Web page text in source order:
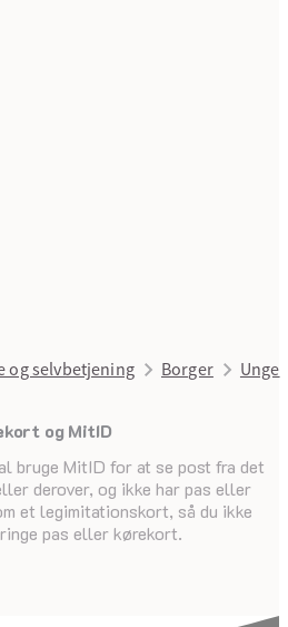
og selvbetjening Borger Unge
og MitID
bruge MitID for at se post fra det
derover, og ikke har pas eller
et legimitationskort, så du ikke
pas eller kørekort.
senest opdateret 19. februar 2025